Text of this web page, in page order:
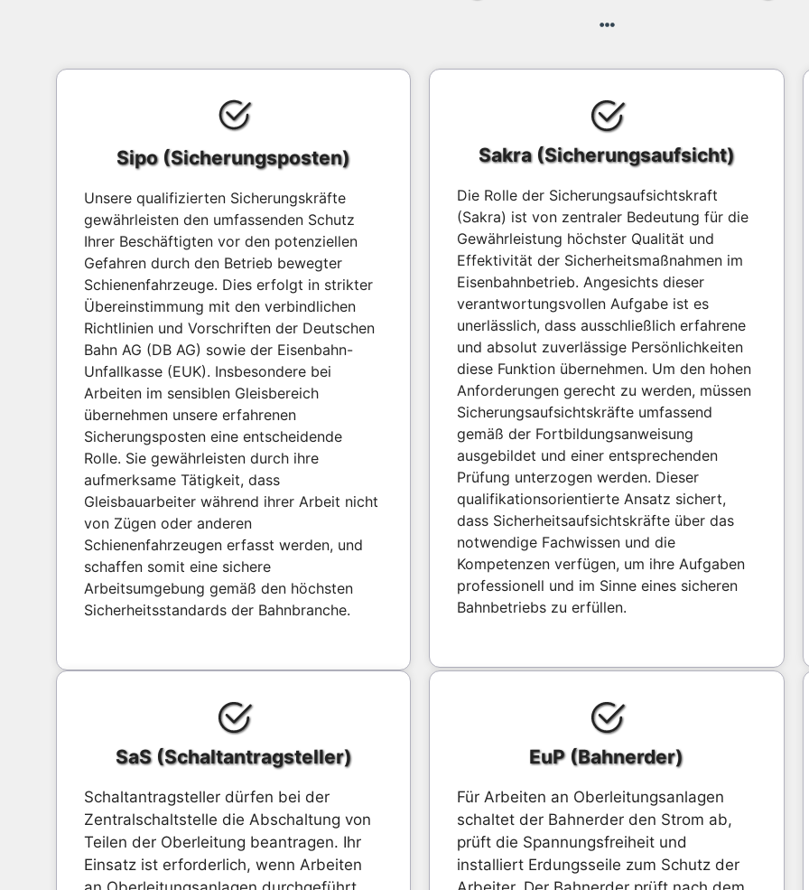
Sipo (Sicherungsposten)
Unsere qualifizierten Sicherungskräfte
gewährleisten den umfassenden Schutz
Ihrer Beschäftigten vor den potenziellen
Gefahren durch den Betrieb bewegter
Schienenfahrzeuge. Dies erfolgt in strikter
Übereinstimmung mit den verbindlichen
Richtlinien und Vorschriften der Deutschen
Bahn AG (DB AG) sowie der Eisenbahn-
Unfallkasse (EUK). Insbesondere bei
Arbeiten im sensiblen Gleisbereich
übernehmen unsere erfahrenen
Sicherungsposten eine entscheidende
Rolle. Sie gewährleisten durch ihre
aufmerksame Tätigkeit, dass
Gleisbauarbeiter während ihrer Arbeit nicht
von Zügen oder anderen
Schienenfahrzeugen erfasst werden, und
schaffen somit eine sichere
Arbeitsumgebung gemäß den höchsten
Sicherheitsstandards der Bahnbranche.
Sakra (Sicherungsaufsicht)
Die Rolle der Sicherungsaufsichtskraft
(Sakra) ist von zentraler Bedeutung für die
Gewährleistung höchster Qualität und
Effektivität der Sicherheitsmaßnahmen im
Eisenbahnbetrieb. Angesichts dieser
verantwortungsvollen Aufgabe ist es
unerlässlich, dass ausschließlich erfahrene
und absolut zuverlässige Persönlichkeiten
diese Funktion übernehmen. Um den hohen
Anforderungen gerecht zu werden, müssen
Sicherungsaufsichtskräfte umfassend
gemäß der Fortbildungsanweisung
ausgebildet und einer entsprechenden
Prüfung unterzogen werden. Dieser
qualifikationsorientierte Ansatz sichert,
dass Sicherheitsaufsichtskräfte über das
notwendige Fachwissen und die
Kompetenzen verfügen, um ihre Aufgaben
professionell und im Sinne eines sicheren
Bahnbetriebs zu erfüllen.
SaS (Schaltantragsteller)
Schaltantragsteller dürfen bei der
Zentralschaltstelle die Abschaltung von
Teilen der Oberleitung beantragen. Ihr
Einsatz ist erforderlich, wenn Arbeiten
EuP (Bahnerder)
Für Arbeiten an Oberleitungsanlagen
schaltet der Bahnerder den Strom ab,
prüft die Spannungsfreiheit und
installiert Erdungsseile zum Schutz der